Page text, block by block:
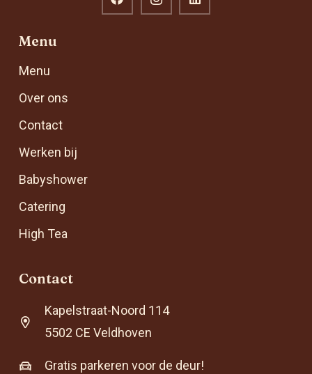
Menu
Menu
Over ons
Contact
Werken bij
Babyshower
Catering
High Tea
Contact
Kapelstraat-Noord 114
5502 CE Veldhoven
Gratis parkeren voor de deur!